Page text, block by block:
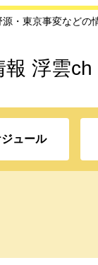
・東京事変などの
報 浮雲ch
ジュール